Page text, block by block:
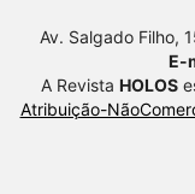
Av. Salgado Filho,
E-
A Revista HOLOS
Atribuição-